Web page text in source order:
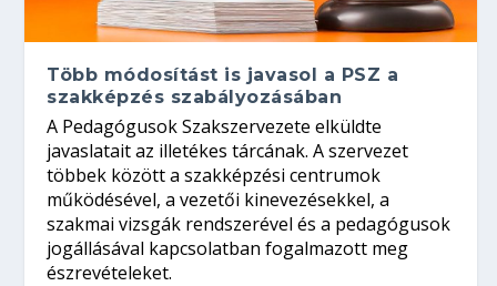
Több módosítást is javasol a PSZ a
szakképzés szabályozásában
A Pedagógusok Szakszervezete elküldte
javaslatait az illetékes tárcának. A szervezet
többek között a szakképzési centrumok
működésével, a vezetői kinevezésekkel, a
szakmai vizsgák rendszerével és a pedagógusok
jogállásával kapcsolatban fogalmazott meg
észrevételeket.